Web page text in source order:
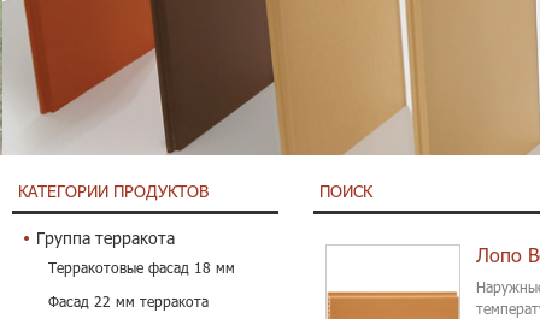
КАТЕГОРИИ ПРОДУКТОВ
Группа терракота
Терракотовые фасад 18 мм
Фасад 22 мм терракота
ПОИСК
Лопо